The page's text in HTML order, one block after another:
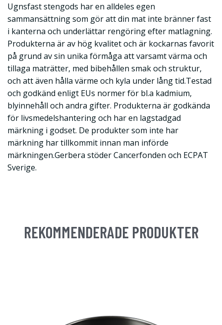
Ugnsfast stengods har en alldeles egen
sammansättning som gör att din mat inte bränner fast
i kanterna och underlättar rengöring efter matlagning.
Produkterna är av hög kvalitet och är kockarnas favorit
på grund av sin unika förmåga att varsamt värma och
tillaga maträtter, med bibehållen smak och struktur,
och att även hålla värme och kyla under lång tid.Testad
och godkänd enligt EUs normer för bl.a kadmium,
blyinnehåll och andra gifter. Produkterna är godkända
för livsmedelshantering och har en lagstadgad
märkning i godset. De produkter som inte har
märkning har tillkommit innan man införde
märkningen.Gerbera stöder Cancerfonden och ECPAT
Sverige.
REKOMMENDERADE PRODUKTER